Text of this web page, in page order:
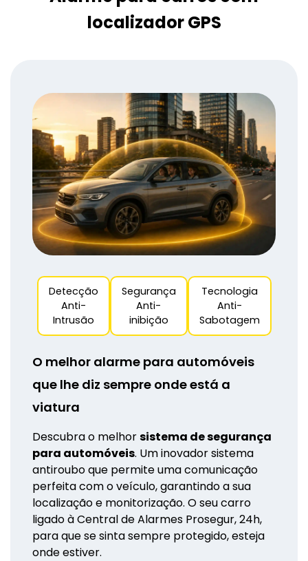
localizador GPS
Detecção
Anti-
Intrusão
Segurança
Anti-
inibição
Tecnologia
Anti-
Sabotagem
O melhor alarme para automóveis
que lhe diz sempre onde está a
viatura
Descubra o melhorsistema de segurança
para automóveis. Um inovador sistema
antiroubo que permite uma comunicação
perfeita com o veículo, garantindo a sua
localização e monitorização. O seu carro
ligado à Central de Alarmes Prosegur, 24h,
para que se sinta sempre protegido, esteja
onde estiver.